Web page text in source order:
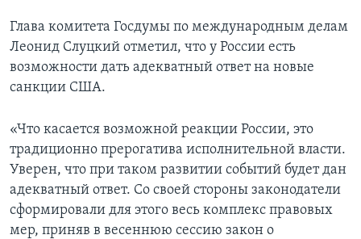
Глава комитета Госдумы по международным делам
Леонид Слуцкий отметил, что у России есть
возможности дать адекватный ответ на новые
санкции США.
«Что касается возможной реакции России, это
традиционно прерогатива исполнительной власти.
Уверен, что при таком развитии событий будет дан
адекватный ответ. Со своей стороны законодатели
сформировали для этого весь комплекс правовых
мер, приняв в весеннюю сессию закон о